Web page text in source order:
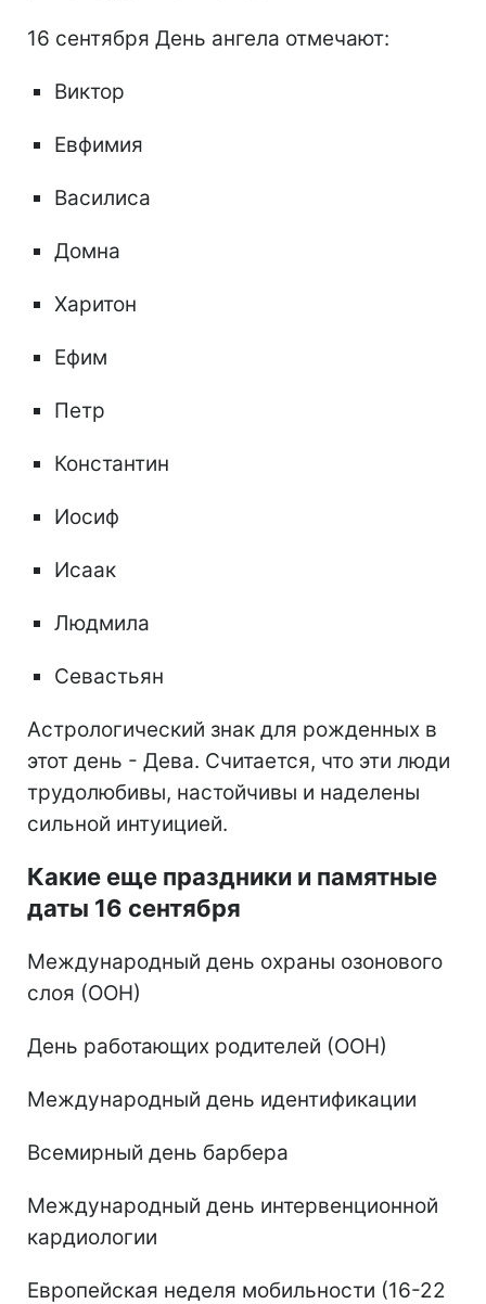
16 сентября День ангела отмечают:
Виктор
Евфимия
Василиса
Домна
Харитон
Ефим
Петр
Константин
Иосиф
Исаак
Людмила
Севастьян
Астрологический знак для рожденных в
этот день - Дева. Считается, что эти люди
трудолюбивы, настойчивы и наделены
сильной интуицией.
Какие еще праздники и памятные
даты 16 сентября
Международный день охраны озонового
слоя (ООН)
День работающих родителей (ООН)
Международный день идентификации
Всемирный день барбера
Международный день интервенционной
кардиологии
Европейская неделя мобильности (16-22